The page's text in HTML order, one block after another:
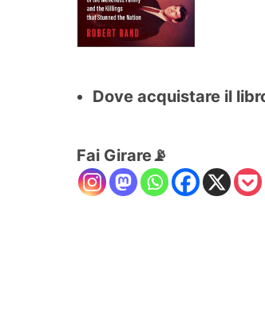
Dove acquistare il
Fai Girare📡